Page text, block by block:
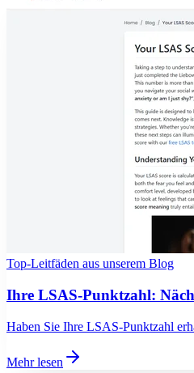
Top-Leitfäden aus unserem Blog
Ihre LSAS-Punktzahl:
Haben Sie Ihre LSAS-Punktzahl
Mehr lesen